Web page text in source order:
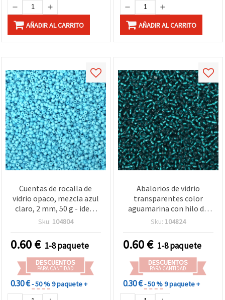
AÑADIR AL CARRITO AÑADIR AL CARRITO
Cuentas de rocalla de
vidrio opaco, mezcla azul
claro, 2 mm, 50 g - ideal
para manualidades y
Sku: 104804
0.60€ 1-8 paquete
DESCUENTOS
PARA CANTIDAD
0.30 €- 50 %9 paquete +
Abalorios de vidrio
transparentes color
aguamarina con hilo de
tono plateado brillante, 3
Sku: 104824
0.60€ 1-8 paquete
DESCUENTOS
PARA CANTIDAD
0.30 €- 50 %9 paquete +